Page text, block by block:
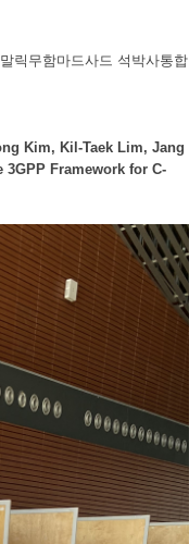
릭무함마드사드 석박사통합
Kim, Kil-Taek Lim, Jang
Framework for C-